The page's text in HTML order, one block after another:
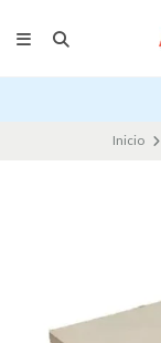
Inicio